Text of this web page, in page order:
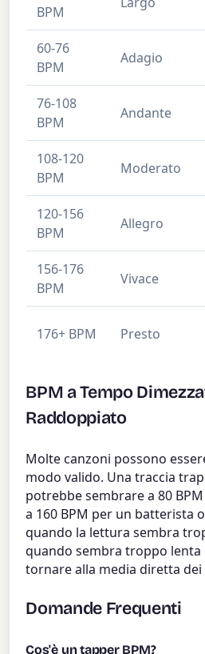
BPM
60-76
BPM
Adagio
76-108
BPM
Andante
108-120
BPM
Moderato
120-156
BPM
Allegro
156-176
BPM
Vivace
176+ BPM Presto
BPM a Tempo
Raddoppiato
Molte canzoni possono
modo valido. Una traccia
potrebbe sembrare a 80
a 160 BPM per un batterista o
quando la lettura sembra
quando sembra troppo lenta
tornare alla media diretta dei
Domande Frequenti
Cos'è un tapper BPM?